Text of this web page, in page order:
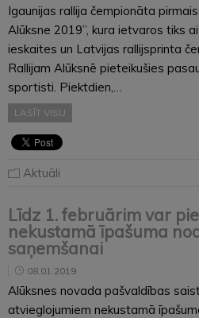
Igaunijas rallija čempionāta
Alūksne 2019”, kura ietvaros tiks
ieskaites un Latvijas rallijsprinta
Rallijam Alūksnē pieteikušies
sportisti. Piektdien,…
LASĪT VISU
Aktuāli
Līdz 1. februārim var
nekustamā īpašuma
saņemšanai
08.01.2019
Alūksnes novada pašvaldības
atvieglojumiem nekustamā